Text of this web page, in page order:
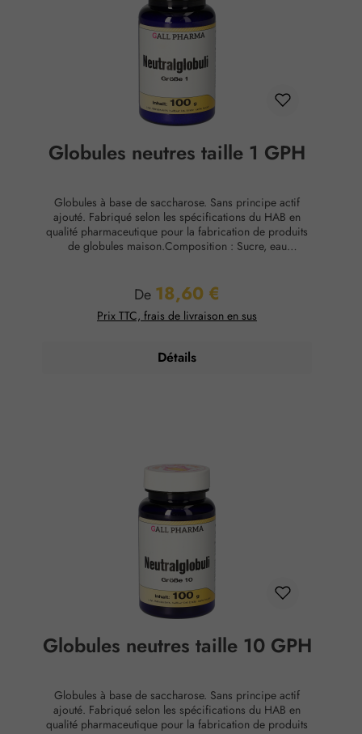
Globules neutres taille 1 GPH
Globules à base de saccharose. Sans principe actif
ajouté. Fabriqué selon les spécifications du HAB en
qualité pharmaceutique pour la fabrication de produits
de globules maison.Composition : Sucre, eau
Prix régulier :
De 18,60 €
Prix TTC, frais de livraison en sus
Détails
Globules neutres taille 10 GPH
Globules à base de saccharose. Sans principe actif
ajouté. Fabriqué selon les spécifications du HAB en
qualité pharmaceutique pour la fabrication de produits